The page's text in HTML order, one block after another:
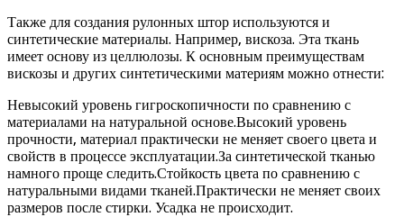
Также для создания рулонных штор используются и
синтетические материалы. Например, вискоза. Эта ткань
имеет основу из целлюлозы. К основным преимуществам
вискозы и других синтетическими материям можно отнести:
Невысокий уровень гигроскопичности по сравнению с
материалами на натуральной основе.Высокий уровень
прочности, материал практически не меняет своего цвета и
свойств в процессе эксплуатации.За синтетической тканью
намного проще следить.Стойкость цвета по сравнению с
натуральными видами тканей.Практически не меняет своих
размеров после стирки. Усадка не происходит.